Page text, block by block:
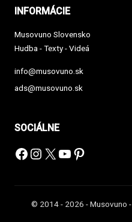
INFORMÁCIE
Musovuno Slovensko
Hudba - Texty - Videá
info@musovuno.sk
ads@musovuno.sk
SOCIÁLNE
Facebook
Instagram
X YouTube
Pinterest
© 2014 - 2026 - Musovuno -